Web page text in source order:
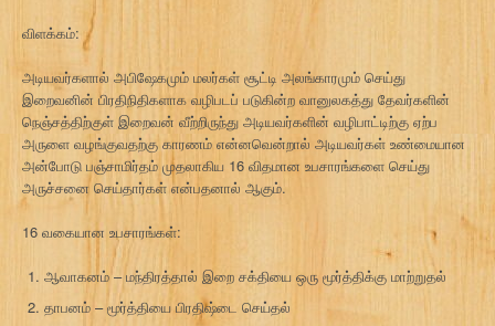
விளக்கம்:
அடியவர்களால் அபிஷேகமும் மலர்கள் சூட்டி அலங்காரமும் செய்து
இறைவனின் பிரதிநிதிகளாக வழிபடப் படுகின்ற வானுலகத்து தேவர்களின்
நெஞ்சத்திற்குள் இறைவன் வீற்றிருந்து அடியவர்களின் வழிபாட்டிற்கு ஏற்ப
அருளை வழங்குவதற்கு காரணம் என்னவென்றால் அடியவர்கள் உண்மையான
அன்போடு பஞ்சாமிர்தம் முதலாகிய 16 விதமான உபசாரங்களை செய்து
அருச்சனை செய்தார்கள் என்பதனால் ஆகும்.
16 வகையான உபசாரங்கள்:
ஆவாகனம் – மந்திரத்தால் இறை சக்தியை ஒரு மூர்த்திக்கு மாற்றுதல்
தாபனம் – மூர்த்தியை பிரதிஷ்டை செய்தல்